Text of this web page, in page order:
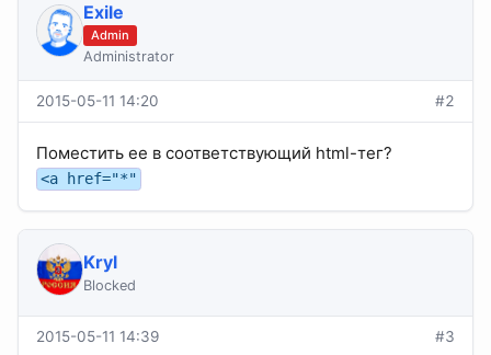
Exile
Admin
Administrator
2015-05-11 14:20 #2
Поместить ее в соответствующий html-тег?
<a href="*"
Kryl
Blocked
2015-05-11 14:39 #3